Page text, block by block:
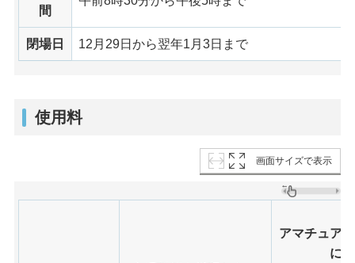
間
閉場日 12月29日から翌年1月3日まで
使用料
画面サイズで表示
アマチュア
に